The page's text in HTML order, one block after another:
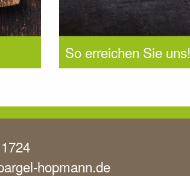
So erreichen Sie uns!
hopmann.de